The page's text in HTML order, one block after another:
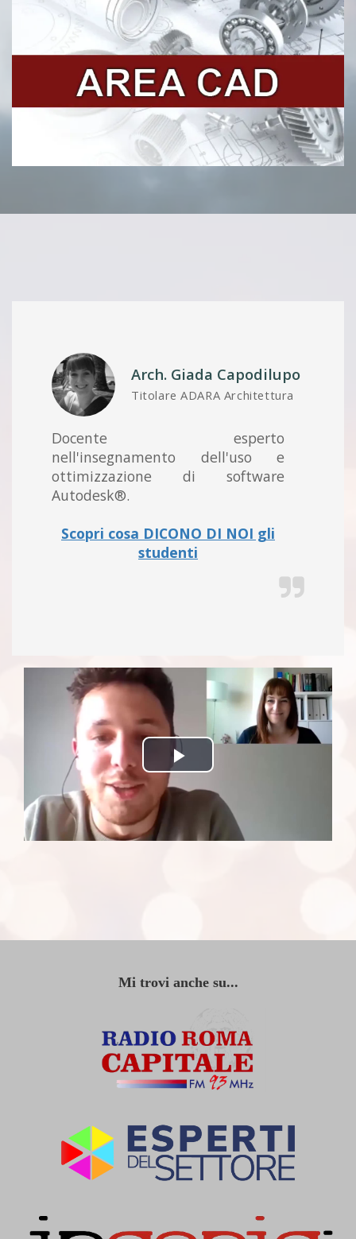
Arch. Giada Capodilupo
Titolare ADARA Architettura
Docente esperto
nell'insegnamento dell'uso e
ottimizzazione di software
Autodesk®.
Scopri cosa DICONO DI NOI gli
studenti
Mi trovi anche su...